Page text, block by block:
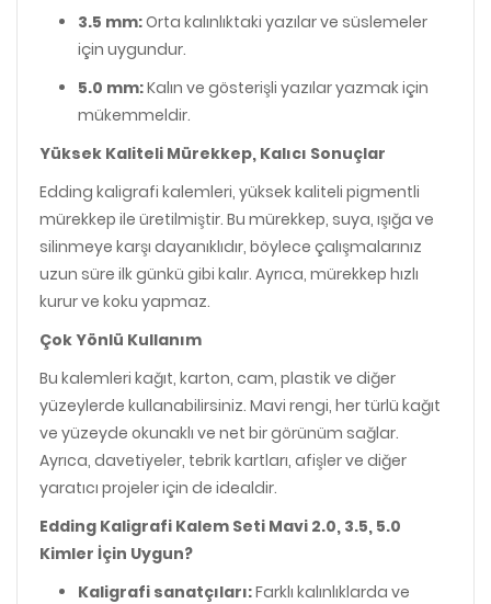
3.5 mm:Orta kalınlıktaki yazılar ve süslemeler
için uygundur.
5.0 mm:Kalın ve gösterişli yazılar yazmak için
mükemmeldir.
Yüksek Kaliteli Mürekkep, Kalıcı Sonuçlar
Edding kaligrafi kalemleri, yüksek kaliteli pigmentli
mürekkep ile üretilmiştir. Bu mürekkep, suya, ışığa ve
silinmeye karşı dayanıklıdır, böylece çalışmalarınız
uzun süre ilk günkü gibi kalır. Ayrıca, mürekkep hızlı
kurur ve koku yapmaz.
Çok Yönlü Kullanım
Bu kalemleri kağıt, karton, cam, plastik ve diğer
yüzeylerde kullanabilirsiniz. Mavi rengi, her türlü kağıt
ve yüzeyde okunaklı ve net bir görünüm sağlar.
Ayrıca, davetiyeler, tebrik kartları, afişler ve diğer
yaratıcı projeler için de idealdir.
Edding Kaligrafi Kalem Seti Mavi 2.0, 3.5, 5.0
Kimler İçin Uygun?
Kaligrafi sanatçıları:Farklı kalınlıklarda ve